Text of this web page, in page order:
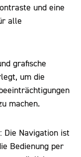
und eine
alle
grafische
um die
machen.
Die Navigation ist
Bedienung per